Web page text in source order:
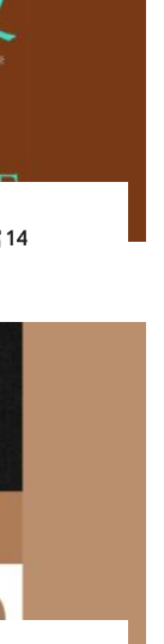
14